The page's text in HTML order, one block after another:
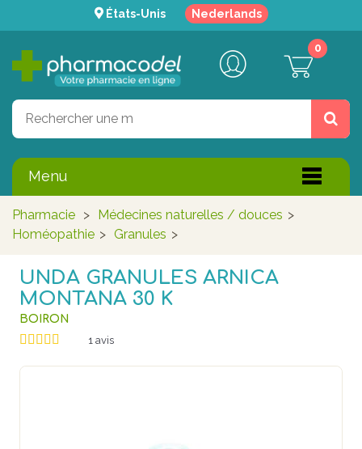
États-Unis Nederlands
0
Menu
Pharmacie > Médecines naturelles / douces >
Homéopathie > Granules >
UNDA GRANULES ARNICA
MONTANA 30 K
BOIRON
1 avis